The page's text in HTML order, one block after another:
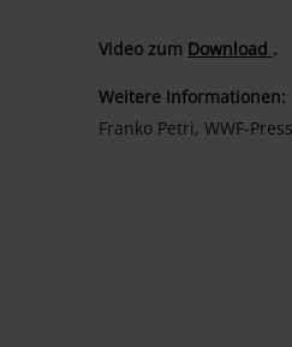
Video zum Download .
Weitere Informationen:
Franko Petri, WWF-